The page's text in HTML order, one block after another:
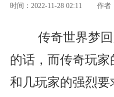
时间：2022-11-28 02:11 作者
传奇世界梦回
的话，而传奇玩
和几玩家的强烈